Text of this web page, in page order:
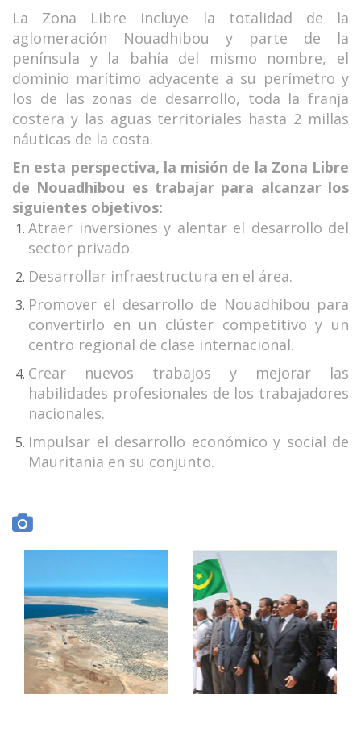
La Zona Libre incluye la totalidad de la
aglomeración Nouadhibou y parte de la
península y la bahía del mismo nombre, el
dominio marítimo adyacente a su perímetro y
los de las zonas de desarrollo, toda la franja
costera y las aguas territoriales hasta 2 millas
náuticas de la costa.
En esta perspectiva, la misión de la Zona Libre
de Nouadhibou es trabajar para alcanzar los
siguientes objetivos:
Atraer inversiones y alentar el desarrollo del
sector privado.
Desarrollar infraestructura en el área.
Promover el desarrollo de Nouadhibou para
convertirlo en un clúster competitivo y un
centro regional de clase internacional.
Crear nuevos trabajos y mejorar las
habilidades profesionales de los trabajadores
nacionales.
Impulsar el desarrollo económico y social de
Mauritania en su conjunto.